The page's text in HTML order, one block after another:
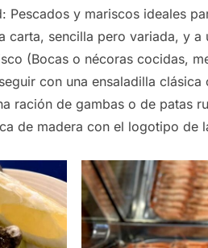
Pescados y mariscos ideales
carta, sencilla pero variada, y a
(Bocas o nécoras cocidas,
con una ensaladilla
ración de gambas o de patas
de madera con el logotipo de